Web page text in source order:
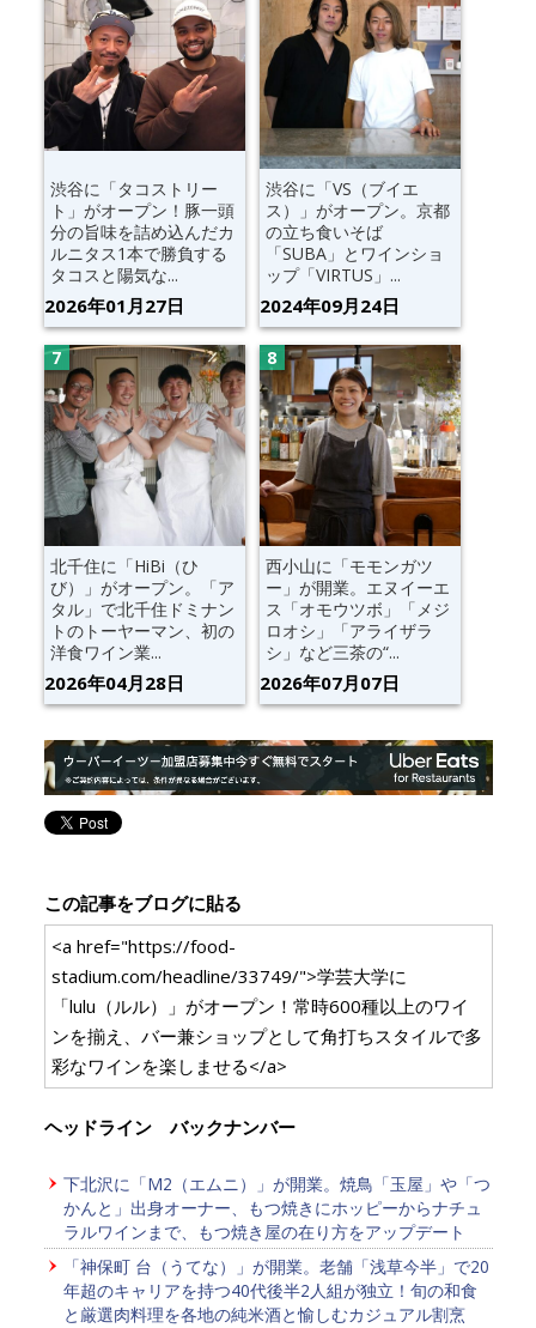
渋谷に「タコストリー
ト」がオープン！豚一頭
分の旨味を詰め込んだカ
ルニタス1本で勝負する
タコスと陽気な...
2026年01月27日
渋谷に「VS（ブイエ
ス）」がオープン。京都
の立ち食いそば
「SUBA」とワインショ
ップ「VIRTUS」...
2024年09月24日
北千住に「HiBi（ひ
び）」がオープン。「ア
タル」で北千住ドミナン
トのトーヤーマン、初の
洋食ワイン業...
2026年04月28日
西小山に「モモンガツ
ー」が開業。エヌイーエ
ス「オモウツボ」「メジ
ロオシ」「アライザラ
シ」など三茶の“...
2026年07月07日
この記事をブログに貼る
<a href="https://food-
stadium.com/headline/33749/">学芸大学に
「lulu（ルル）」がオープン！常時600種以上のワイ
ンを揃え、バー兼ショップとして角打ちスタイルで多
彩なワインを楽しませる</a>
ヘッドライン バックナンバー
下北沢に「M2（エムニ）」が開業。焼鳥「玉屋」や「つ
かんと」出身オーナー、もつ焼きにホッピーからナチュ
ラルワインまで、もつ焼き屋の在り方をアップデート
「神保町 台（うてな）」が開業。老舗「浅草今半」で20
年超のキャリアを持つ40代後半2人組が独立！旬の和食
と厳選肉料理を各地の純米酒と愉しむカジュアル割烹